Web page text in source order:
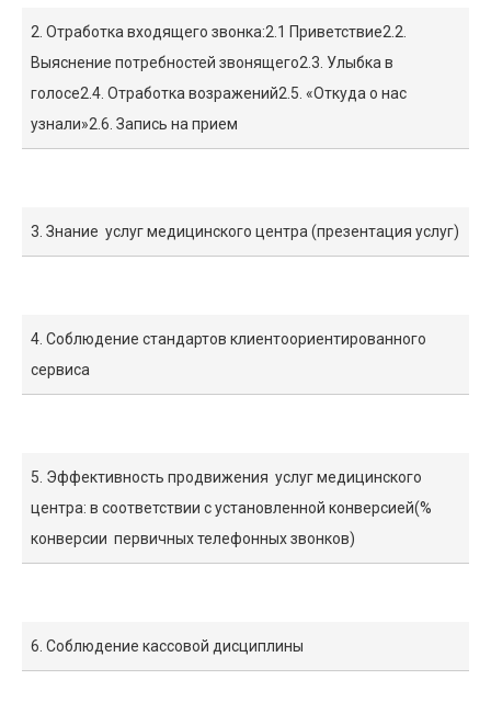
2. Отработка входящего звонка:2.1 Приветствие2.2.
Выяснение потребностей звонящего2.3. Улыбка в
голосе2.4. Отработка возражений2.5. «Откуда о нас
узнали»2.6. Запись на прием
3. Знание услуг медицинского центра (презентация услуг)
4. Соблюдение стандартов клиентоориентированного
сервиса
5. Эффективность продвижения услуг медицинского
центра: в соответствии с установленной конверсией(%
конверсии первичных телефонных звонков)
6. Соблюдение кассовой дисциплины